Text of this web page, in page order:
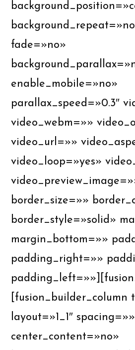
fade=»no»
enable_mobile=»no»
parallax_speed=»0.3″
video_webm=»»
video_url=»»
video_loop=»yes»
border_size=»»
border_style=»solid»
margin_bottom=»»
padding_right=»»
[fusion_builder_column
layout=»1_1″ spacing=»»
center_content=»no»